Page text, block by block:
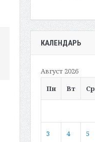
КАЛЕНДАРЬ
Август 2026
Пн
Вт Ср
3 4 5